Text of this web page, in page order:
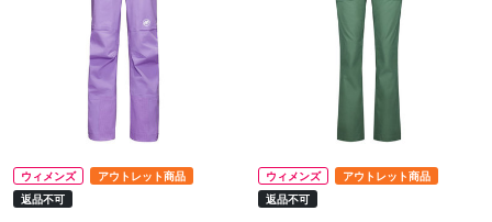
ウィメンズ
アウトレット商品
返品不可
ウィメンズ
アウトレット商品
返品不可